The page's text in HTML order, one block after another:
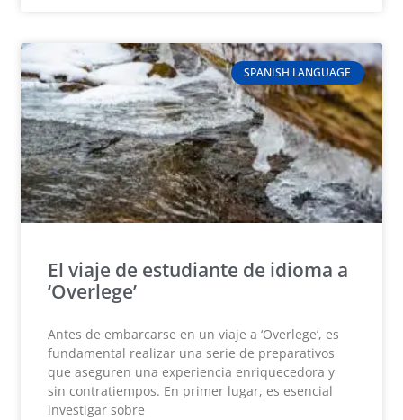
SPANISH LANGUAGE
El viaje de estudiante de idioma a
‘Overlege’
Antes de embarcarse en un viaje a ‘Overlege’, es
fundamental realizar una serie de preparativos
que aseguren una experiencia enriquecedora y
sin contratiempos. En primer lugar, es esencial
investigar sobre